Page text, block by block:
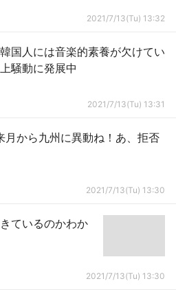
2021/7/13(Tu) 13:32
国人には音楽的素養が欠けてい
騒動に発展中
2021/7/13(Tu) 13:31
月から九州に異動ね！あ、拒否
2021/7/13(Tu) 13:30
ているのかわか
2021/7/13(Tu) 13:30